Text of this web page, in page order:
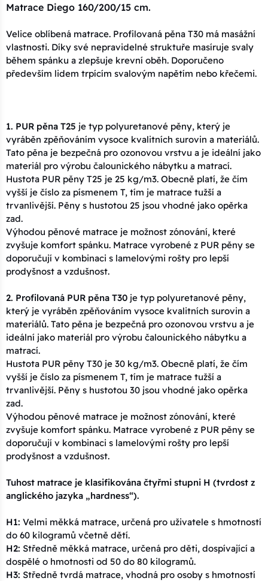
Matrace Diego 160/200/15 cm.
Velice oblíbená matrace. Profilovaná pěna T30 má masážní
vlastnosti. Díky své nepravidelné struktuře masíruje svaly
během spánku a zlepšuje krevní oběh. Doporučeno
především lidem trpícím svalovým napětím nebo křečemi.
1. PUR pěna T25 je typ polyuretanové pěny, který je
vyráběn zpěňováním vysoce kvalitních surovin a materiálů.
Tato pěna je bezpečná pro ozonovou vrstvu a je ideální jako
materiál pro výrobu čalounického nábytku a matrací.
Hustota PUR pěny T25 je 25 kg/m3. Obecně platí, že čím
vyšší je číslo za písmenem T, tím je matrace tužší a
trvanlivější. Pěny s hustotou 25 jsou vhodné jako opěrka
zad.
Výhodou pěnové matrace je možnost zónování, které
zvyšuje komfort spánku. Matrace vyrobené z PUR pěny se
doporučují v kombinaci s lamelovými rošty pro lepší
prodyšnost a vzdušnost.
2. Profilovaná PUR pěna T30 je typ polyuretanové pěny,
který je vyráběn zpěňováním vysoce kvalitních surovin a
materiálů. Tato pěna je bezpečná pro ozonovou vrstvu a je
ideální jako materiál pro výrobu čalounického nábytku a
matrací.
Hustota PUR pěny T30 je 30 kg/m3. Obecně platí, že čím
vyšší je číslo za písmenem T, tím je matrace tužší a
trvanlivější. Pěny s hustotou 30 jsou vhodné jako opěrka
zad.
Výhodou pěnové matrace je možnost zónování, které
zvyšuje komfort spánku. Matrace vyrobené z PUR pěny se
doporučují v kombinaci s lamelovými rošty pro lepší
prodyšnost a vzdušnost.
Tuhost matrace je klasifikována čtyřmi stupni H (tvrdost z
anglického jazyka „hardness“).
H1: Velmi měkká matrace, určená pro uživatele s hmotností
do 60 kilogramů včetně dětí.
H2: Středně měkká matrace, určená pro děti, dospívající a
dospělé o hmotnosti od 50 do 80 kilogramů.
H3: Středně tvrdá matrace, vhodná pro osoby s hmotností